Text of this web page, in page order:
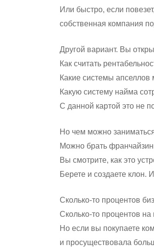
Или быстро, если
собственная компания
Другой вариант. Вы
Как считать
Какие системы апселлов
Какую систему найма
С данной картой это не
Но чем можно
Можно брать
Вы смотрите, как это
Берете и создаете клон.
Сколько-то процентов
Сколько-то процентов
Но если вы покупаете
и просуществовала